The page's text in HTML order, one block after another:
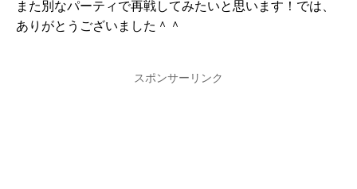
また別なパーティで再戦してみたいと思います！では、
ありがとうございました＾＾
スポンサーリンク